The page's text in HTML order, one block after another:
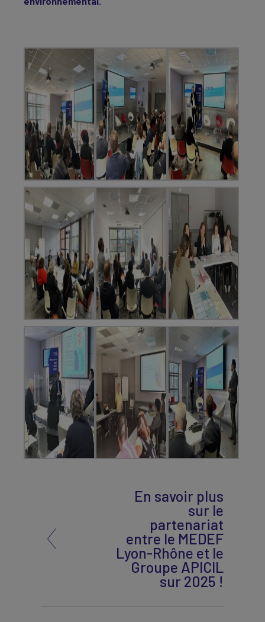
En savoir plus
sur le
partenariat
entre le MEDEF
Lyon-Rhône et le
Groupe APICIL
sur 2025 !